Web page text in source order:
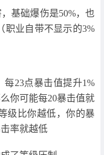
基础爆伤是50%，也
职业自带不显示的3%
23点暴击值提升1%
你可能每20暴击值就
级比你越低，你的暴
率就越低